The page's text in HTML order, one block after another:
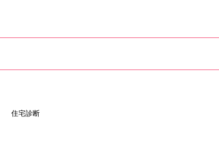
住宅診断